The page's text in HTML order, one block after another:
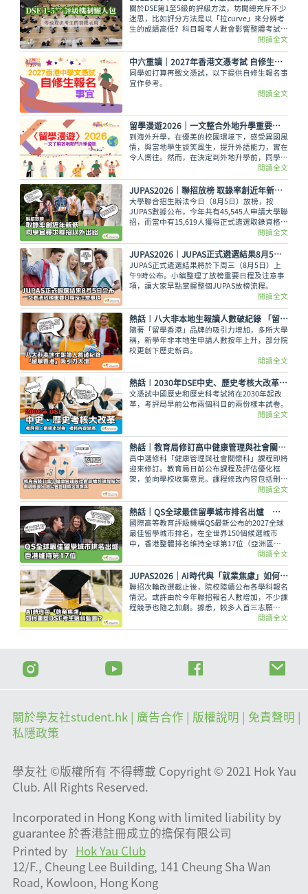
關於DSE第1至5級的評級方法，坊間總充斥不少
迷思，比如評分方法是以「拉curve」來分辨考
生的成績高低？科目報考人數會影響整體考試成
績，意即越多人報考的科目，就越容易考取佳
績？又如，考生越來越多都會對成績造成影響？
香港考試及評核局是採用水平參照成績匯報制
度，每一級都有預設的水平。
閱讀全文
中六重讀│2027年香港文憑考試 自修生報名事宜
同學如打算再戰文憑試，以下提供自修生報名事
宜作參考。
閱讀全文
留學漫遊2026｜一文整合外地升學重要情報 留學資訊
到海外升學，在優美的校園環境下，感受異國風
情，與當地學生談笑風生，提升外語能力，實在
令人嚮往。然而，在決定到外地升學前，同學務
必考慮以下各項因素及留學資訊才作出決定，留
學漫遊為大家整合留學的重要資訊。
閱讀全文
JUPAS2026｜聯招放榜 取錄率創近年新低 同學宜尋求聯招以外出路
大學聯合招生辦法今日（8月5日）放榜，按
JUPAS數據公布，今年共有45,545人申請大學聯
招，而當中有15,619人獲得正式遴選取錄資格，
佔整體申請人數僅34.29%，創下近年新低。即
使如此，未獲錄取的同學也不用氣餒，還可以多
留意聯招以外的選擇呢。
閱讀全文
JUPAS2026︱JUPAS正式遴選結果8月5日公布 一文看清放榜重要日程及注意事項
JUPAS正式遴選結果將於下周三（8月5日）上
午9時公布。小編整理了放榜重要日程及注意事
項，讓大家早點掌握整個JUPAS放榜流程。
閱讀全文
熱話︱八大非本地生報讀人數破紀錄 「留學香港」吸引力大增
隨著「留學香港」品牌的吸引力增加，多所大學
稱，新學年非本地生申請人數按年上升，部分院
校更創下歷史新高。
閱讀全文
熱話︱2030年DSE中史、歷史考核大改革 考評局上載樣本試卷
文憑試中國歷史和歷史科考試將在2030年起改
革，考評局早前公布兩個科目的兩份樣本試卷。
閱讀全文
熱話｜教育局修訂高中健康管理與社會關懷科課程框架 刪選修單元 增災害管理概念等課題
高中選修科「健康管理與社會關懷科」課程即將
迎來修訂。教育局日前公布課程及評估優化框
架，並向學校收集意見。課程修改內容包括刪除
選修單元，刪減基因改造食物等議題，以及增加
災害管理概念等課題，修訂課程預計最快可於
2028/29 學年起在中四級逐級推行。
閱讀全文
熱話｜QS全球最佳留學城市排名出爐 香港維持第17位
國際高等教育評級機構QS最新公布的2027全球
最佳留學城市排名，在全世界150個候選城市
中，香港整體排名維持全球第17位（亞洲區第
閱讀全文
JUPAS2026｜AI時代與「就業焦慮」如何重塑DSE考生的選科藍圖？
聯招次輪改選截止後，院校陸續公布各學科報名
情況。或許由於今年聯招報名人數增加，不少課
程競爭也隨之加劇。據悉，較多人首三志願
（Band A）申請的課程，為護理、教育、理工
等科目。這種選科趨勢，可反映著甚麼現象呢？
閱讀全文
關於學友社student.hk | 廣告合作 | 版權說明
| 免責聲明 |
私隱政策
學友社 ©版權所有 不得轉載 Copyright © 2021 Hok Yau
Club. All Rights Reserved.
Incorporated in Hong Kong with limited liability by
guarantee 於香港註冊成立的擔保有限公司
Printed by
Hok Yau Club
12/F., Cheung Lee Building, 141 Cheung Sha Wan
Road, Kowloon, Hong Kong